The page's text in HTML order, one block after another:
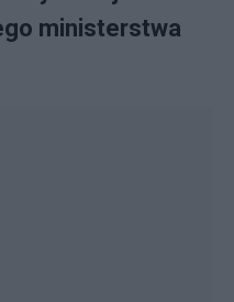
ministerstwa